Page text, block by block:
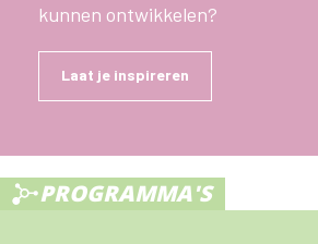
kunnen ontwikkelen?
Laat je inspireren
PROGRAMMA'S